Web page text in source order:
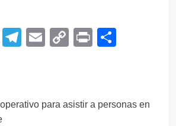
Telegram
EmailCopy
Print
para asistir a personas en